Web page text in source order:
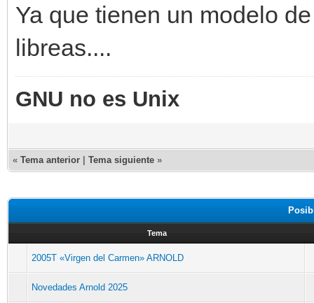
Ya que tienen un modelo
libreas....
GNU no es Unix
« Tema anterior | Tema siguiente »
Tema
2005T «Virgen del Carmen» ARNOLD
Novedades Arnold 2025